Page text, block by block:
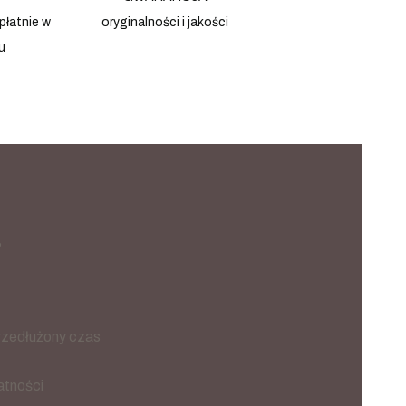
w
oryginalności i jakości
czas